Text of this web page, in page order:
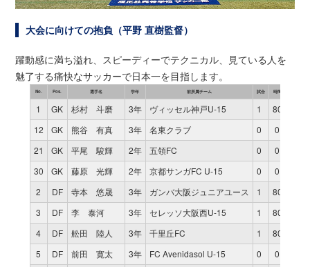
大会に向けての抱負（平野 直樹監督）
躍動感に満ち溢れ、スピーディーでテクニカル、見ている人を
魅了する痛快なサッカーで日本一を目指します。
No. Pos. 選手名 学年 前所属チーム 試合 時間
1 GK 杉村 斗磨 3年 ヴィッセル神戸U-15 1 80
12
GK 熊谷 有真 3年 名東クラブ 0 0
21
GK 平尾 駿輝 2年 五領FC 0 0
30
GK 藤原 光輝 2年 京都サンガFC U-15 0 0
2
DF 寺本 悠晟 3年 ガンバ大阪ジュニアユース 1 80
3
DF 李 泰河 3年 セレッソ大阪西U-15 1 80
4
DF 舩田 陸人 3年 千里丘FC 1 80
5
DF 前田 寛太 3年 FC Avenidasol U-15 0 0